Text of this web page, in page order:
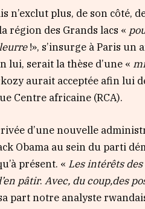
n’exclut plus, de son côté,
région des Grands lacs «
!», s’insurge à Paris un
lui, serait la thèse d’une «
aurait acceptée afin lui
Centre africaine (RCA).
d’une nouvelle
Obama au sein du parti
présent. « Les intérêts
pâtir.Avec, du coup,des
part notre analyste